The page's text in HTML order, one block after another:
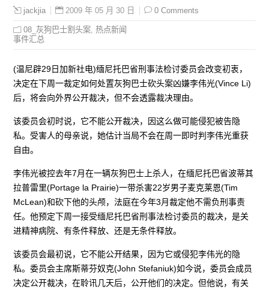
jackjia 2009 年 05 月 30 日 0 Comments
08_灰狗巴士割头案 ,热点新闻
事件汇总
(温尼辟29日加新社电)缅尼托巴省刑事法检讨委员会改变初衷，
决定在下周一裁定如何处置灰狗巴士砍头案凶嫌李伟光(Vince Li)
后，将会向外界公开裁决，但不会透露裁决理由。
该委员会初时说，它不能公开裁决，因这么做可能侵犯被告隐
私。受害人的母亲说，她估计当局不会在周一即时判李伟光重获
自由。
李伟光被控去年7月在一辆灰狗巴士上杀人，在缅尼托巴省波蒂其
拉普雷里(Portage la Prairie)一带杀害22岁男子麦克莱恩(Tim
McLean)和砍下他的头颅，法庭在今年3月裁定他不需负刑事责
任。他预定下周一接受缅尼托巴省刑事法检讨委员的裁决，是关
进精神病院、有条件释放、还是无条件释放。
该委员会最初说，它不能公开结果，因为它或侵犯李伟光的隐
私。委员会主席斯蒂芬奴克(John Stefaniuk)如今说，委员会成员
决定公开裁决，在聆讯几天后，公开他们的决定。但他说，有关